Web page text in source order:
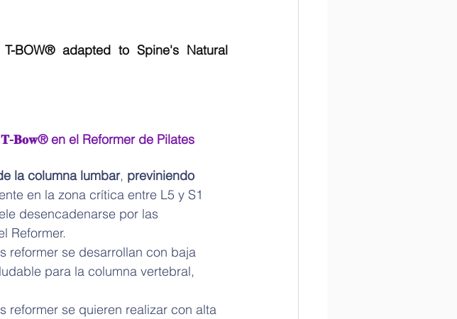
BOW® adapted to Spine's Natural
𝐁𝐨𝐰® en el Reformer de Pilates
la columna lumbar, previniendo
en la zona crítica entre L5 y S1
desencadenarse por las
Reformer.
reformer se desarrollan con baja
para la columna vertebral,
reformer se quieren realizar con alta